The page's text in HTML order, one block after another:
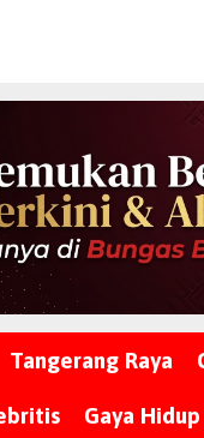
Tangerang Raya
Gaya Hidup